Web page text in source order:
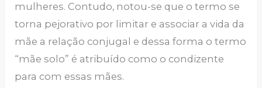
mulheres. Contudo, notou-se que o termo se
torna pejorativo por limitar e associar a vida da
mãe a relação conjugal e dessa forma o termo
“mãe solo” é atribuído como o condizente
para com essas mães.